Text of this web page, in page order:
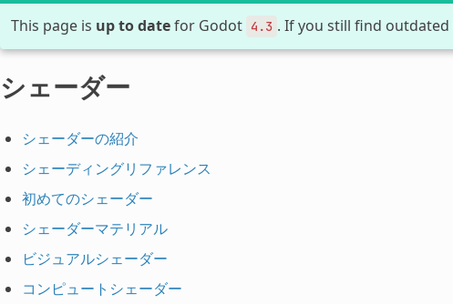
This page is up to datefor Godot 4.3 . If you still find
シェーダー
シェーダーの紹介
シェーディングリファレンス
初めてのシェーダー
シェーダーマテリアル
ビジュアルシェーダー
コンピュートシェーダー